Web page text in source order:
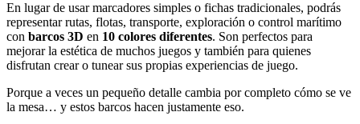
En lugar de usar marcadores simples o fichas tradicionales, podrás
representar rutas, flotas, transporte, exploración o control marítimo
con barcos 3D en 10 colores diferentes. Son perfectos para
mejorar la estética de muchos juegos y también para quienes
disfrutan crear o tunear sus propias experiencias de juego.
Porque a veces un pequeño detalle cambia por completo cómo se ve
la mesa… y estos barcos hacen justamente eso.